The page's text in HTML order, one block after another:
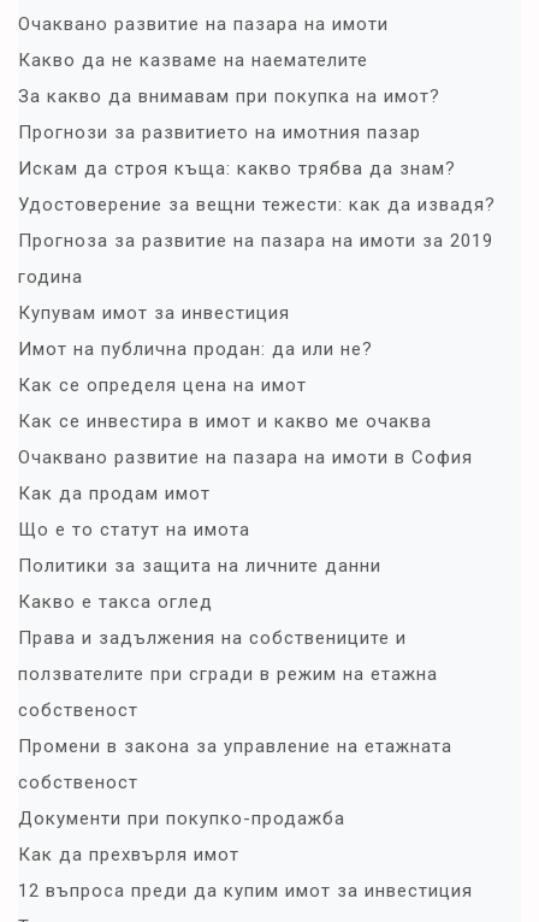
Очаквано развитие на пазара на имоти
Какво да не казваме на наемателите
За какво да внимавам при покупка на имот?
Прогнози за развитието на имотния пазар
Искам да строя къща: какво трябва да знам?
Удостоверение за вещни тежести: как да извадя?
Прогноза за развитие на пазара на имоти за 2019
година
Купувам имот за инвестиция
Имот на публична продан: да или не?
Как се определя цена на имот
Как се инвестира в имот и какво ме очаква
Очаквано развитие на пазара на имоти в София
Как да продам имот
Що е то статут на имота
Политики за защита на личните данни
Какво е такса оглед
Права и задължения на собствениците и
ползвателите при сгради в режим на етажна
собственост
Промени в закона за управление на етажната
собственост
Документи при покупко-продажба
Как да прехвърля имот
12 въпроса преди да купим имот за инвестиция